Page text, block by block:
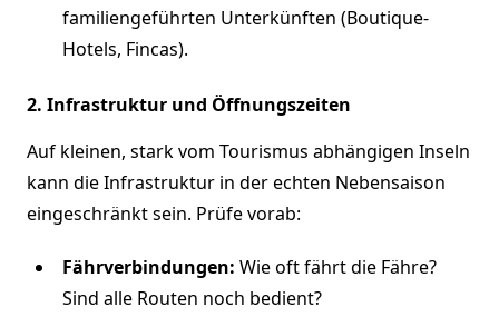
familiengeführten Unterkünften (Boutique-
Hotels, Fincas).
2. Infrastruktur und Öffnungszeiten
Auf kleinen, stark vom Tourismus abhängigen Inseln
kann die Infrastruktur in der echten Nebensaison
eingeschränkt sein. Prüfe vorab:
Fährverbindungen: Wie oft fährt die Fähre?
Sind alle Routen noch bedient?